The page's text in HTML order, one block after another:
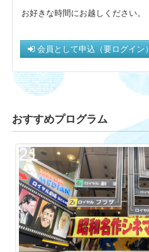
お好きな時間にお越しください。
会員として申込（要ログイン）
おすすめプログラム
21